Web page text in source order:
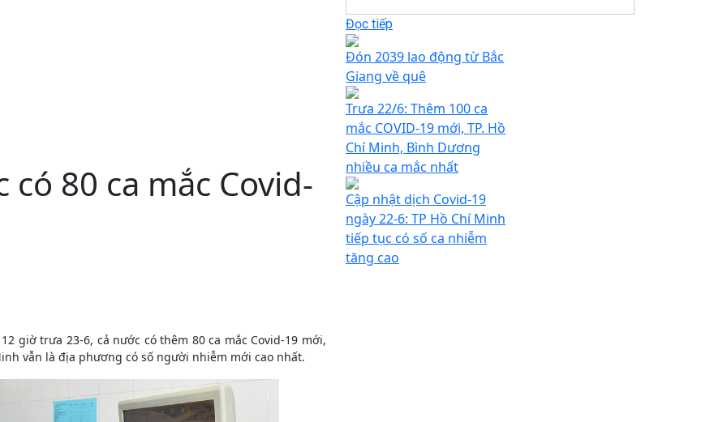
80 ca mắc Covid-
giờ trưa 23-6, cả nước có thêm 80 ca mắc Covid-19 mới,
vẫn là địa phương có số người nhiễm mới cao nhất.
Đọc tiếp
Đón 2039 lao động từ Bắc
Giang về quê
Trưa 22/6: Thêm 100 ca
mắc COVID-19 mới, TP. Hồ
Chí Minh, Bình Dương
nhiều ca mắc nhất
Cập nhật dịch Covid-19
ngày 22-6: TP Hồ Chí Minh
tiếp tục có số ca nhiễm
tăng cao